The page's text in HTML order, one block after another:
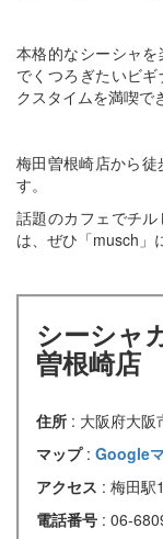
本格的なシーシャ
でくつろぎたいビ
クスタイムを満喫で
梅田曽根崎店から
す。
話題のカフェでチ
は、ぜひ「musch」
シーシャ
曽根崎店
住所 : 大阪府大阪
マップ : Google
アクセス : 梅田駅
電話番号 : 06-